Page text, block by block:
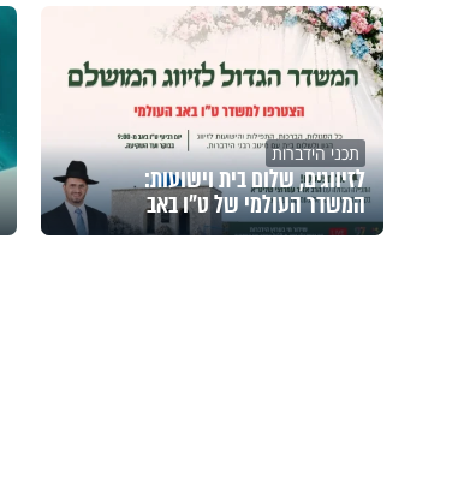
תכני הידברות
לזיווגים, שלום בית וישועות:
המשדר העולמי של ט"ו באב